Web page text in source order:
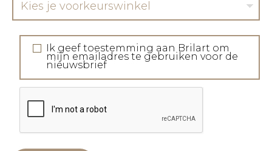
Kies je voorkeurswinkel
Ik geef toestemming aan Brilart om
mijn emailadres te gebruiken voor de
nieuwsbrief